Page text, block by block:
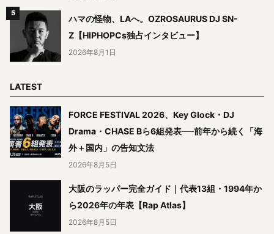
ハマの怪物、LAへ。OZROSAURUS DJ SN-
Z【HIPHOPCs独占インタビュー】
2026年8月1日
LATEST
FORCE FESTIVAL 2026、Key Glock・DJ
Drama・CHASE Bら6組発表──前年から続く「海
外＋国内」の告知文法
2026年8月5日
大阪のラッパー完全ガイド｜代表13組・1994年か
ら2026年の年表【Rap Atlas】
2026年8月5日